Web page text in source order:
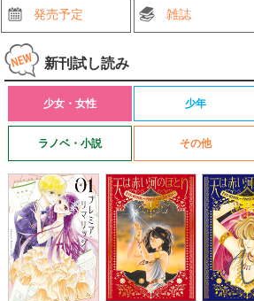
発売予定 雑誌
新刊試し読み
少女・女性 少年
ラノベ・小説 その他